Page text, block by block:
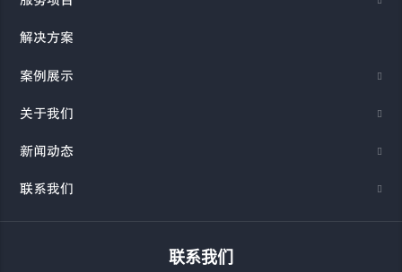
解决方案
案例展示
关于我们
新闻动态
联系我们
联系我们